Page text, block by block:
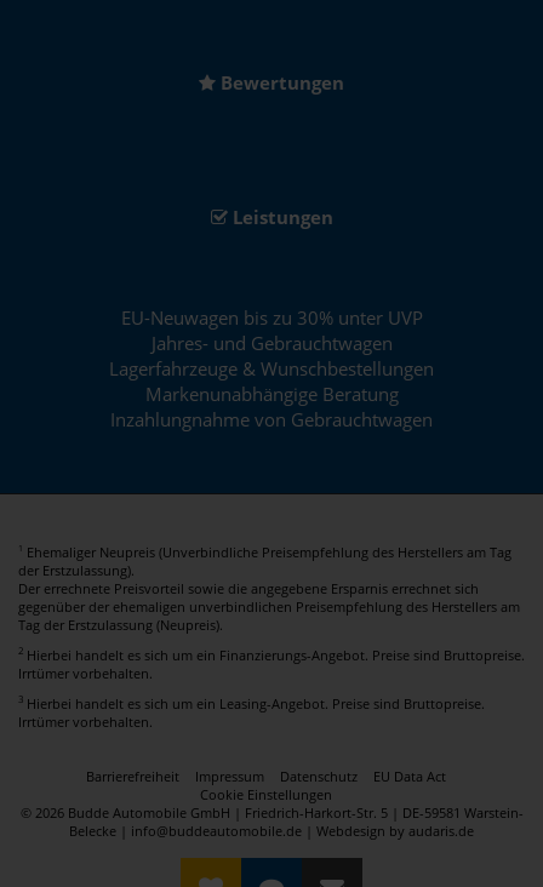
Bewertungen
Leistungen
EU-Neuwagen bis zu 30% unter UVP
Jahres- und Gebrauchtwagen
Lagerfahrzeuge & Wunschbestellungen
Markenunabhängige Beratung
Inzahlungnahme von Gebrauchtwagen
1
Ehemaliger Neupreis (Unverbindliche Preisempfehlung des Herstellers am Tag
der Erstzulassung).
Der errechnete Preisvorteil sowie die angegebene Ersparnis errechnet sich
gegenüber der ehemaligen unverbindlichen Preisempfehlung des Herstellers am
Tag der Erstzulassung (Neupreis).
2 Hierbei handelt es sich um ein Finanzierungs-Angebot. Preise sind Bruttopreise.
Irrtümer vorbehalten.
3 Hierbei handelt es sich um ein Leasing-Angebot. Preise sind Bruttopreise.
Irrtümer vorbehalten.
Barrierefreiheit Impressum Datenschutz
EU Data Act
Cookie Einstellungen
© 2026 Budde Automobile GmbH | Friedrich-Harkort-Str. 5 | DE-59581 Warstein-
Belecke | info@buddeautomobile.de | Webdesign by audaris.de